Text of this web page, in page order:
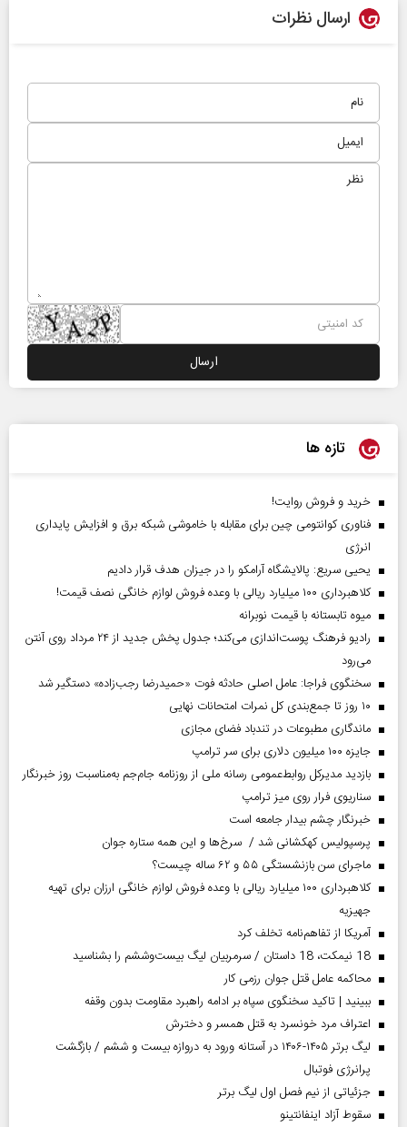
ارسال نظرات
تازه ها
خرید و فروش روایت!
فناوری کوانتومی چین برای مقابله با خاموشی شبکه برق و افزایش پایداری
انرژی
یحیی سریع: پالایشگاه آرامکو را در جیزان هدف قرار دادیم
کلاهبرداری ۱۰۰ میلیارد ریالی با وعده فروش لوازم خانگی نصف قیمت!
میوه تابستانه با قیمت نوبرانه
رادیو فرهنگ پوست‌اندازی می‌کند؛ جدول پخش جدید از ۲۴ مرداد روی آنتن
می‌رود
سخنگوی فراجا: عامل اصلی حادثه فوت «حمیدرضا رجب‌زاده» دستگیر شد
۱۰ روز تا جمع‌بندی کل نمرات امتحانات نهایی
ماندگاری مطبوعات در تندباد فضای مجازی
جایزه ۱۰۰ میلیون دلاری برای سر ترامپ
بازدید مدیرکل روابط‌عمومی رسانه ملی از روزنامه جام‌جم به‌مناسبت روز خبرنگار
سناریوی فرار روی میز ترامپ
خبرنگار چشم بیدار جامعه است
پرسپولیس کهکشانی شد / سرخ‌ها و این همه ستاره جوان
ماجرای سن بازنشستگی ۵۵ و ۶۲ ساله چیست؟
کلاهبرداری ۱۰۰ میلیارد ریالی با وعده فروش لوازم خانگی ارزان برای تهیه
جهیزیه
آمریکا از تفاهم‌نامه تخلف کرد
18 نیمکت، 18 داستان / سرمربیان لیگ بیست‌وششم را بشناسید
محاکمه عامل قتل جوان رزمی کار
ببینید | تاکید سخنگوی سپاه بر ادامه راهبرد مقاومت بدون وقفه
اعتراف مرد خونسرد به قتل همسر و دخترش
لیگ برتر ۱۴۰۵-۱۴۰۶ در آستانه ورود به دروازه بیست و ششم / بازگشت
پرانرژی فوتبال
جزئیاتی از نیم فصل اول لیگ برتر
سقوط آزاد اینفانتینو